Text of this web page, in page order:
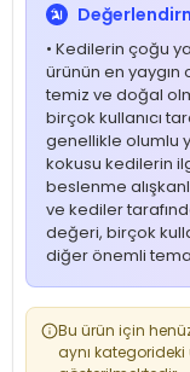
• Kedilerin çoğu
ürünün en yaygın
temiz ve doğal
birçok kullanıcı
genellikle olumlu
kokusu kedilerin
beslenme
ve kediler
değeri, birçok
diğer önemli
Bu ürün için
aynı